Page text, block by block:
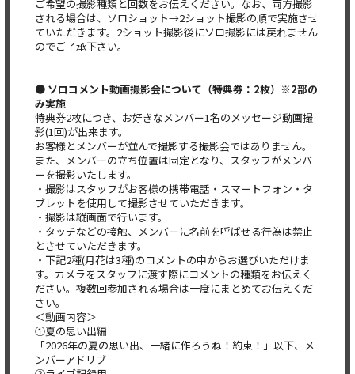
ご希望の撮影種類と回数をお伝えください。なお、両方撮影
される場合は、ソロショット→2ショット撮影の順で実施させ
ていただきます。2ショット撮影後にソロ撮影には戻れません
のでご了承下さい。
● ソロコメント動画撮影会について（特典券：2枚）※2部の
み実施
特典券2枚につき、お好きなメンバー1名のメッセージ動画撮
影(1回)が出来ます。
お客様とメンバーが並んで撮影する撮影会ではありません。
また、メンバーの立ち位置は固定となり、スタッフがメンバ
ーを撮影いたします。
・撮影はスタッフがお客様の携帯電話・スマートフォン・タ
ブレットを使用して撮影させていただきます。
・撮影は縦画面で行います。
・タッチなどの接触、メンバーに名前を呼ばせる行為は禁止
とさせていただきます。
・下記2種(月花は3種)のコメントの中からお選びいただけま
す。カメラをスタッフに渡す際にコメントの種類をお伝えく
ださい。複数回参加される場合は一度にまとめてお伝えくだ
さい。
＜動画内容＞
①夏の思い出編
「2026年の夏の思い出、一緒に作ろうね！約束！」以下、メ
ンバーアドリブ